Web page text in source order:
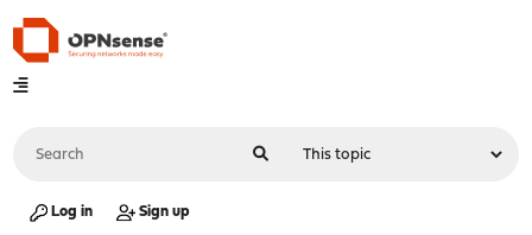
Log in Sign up